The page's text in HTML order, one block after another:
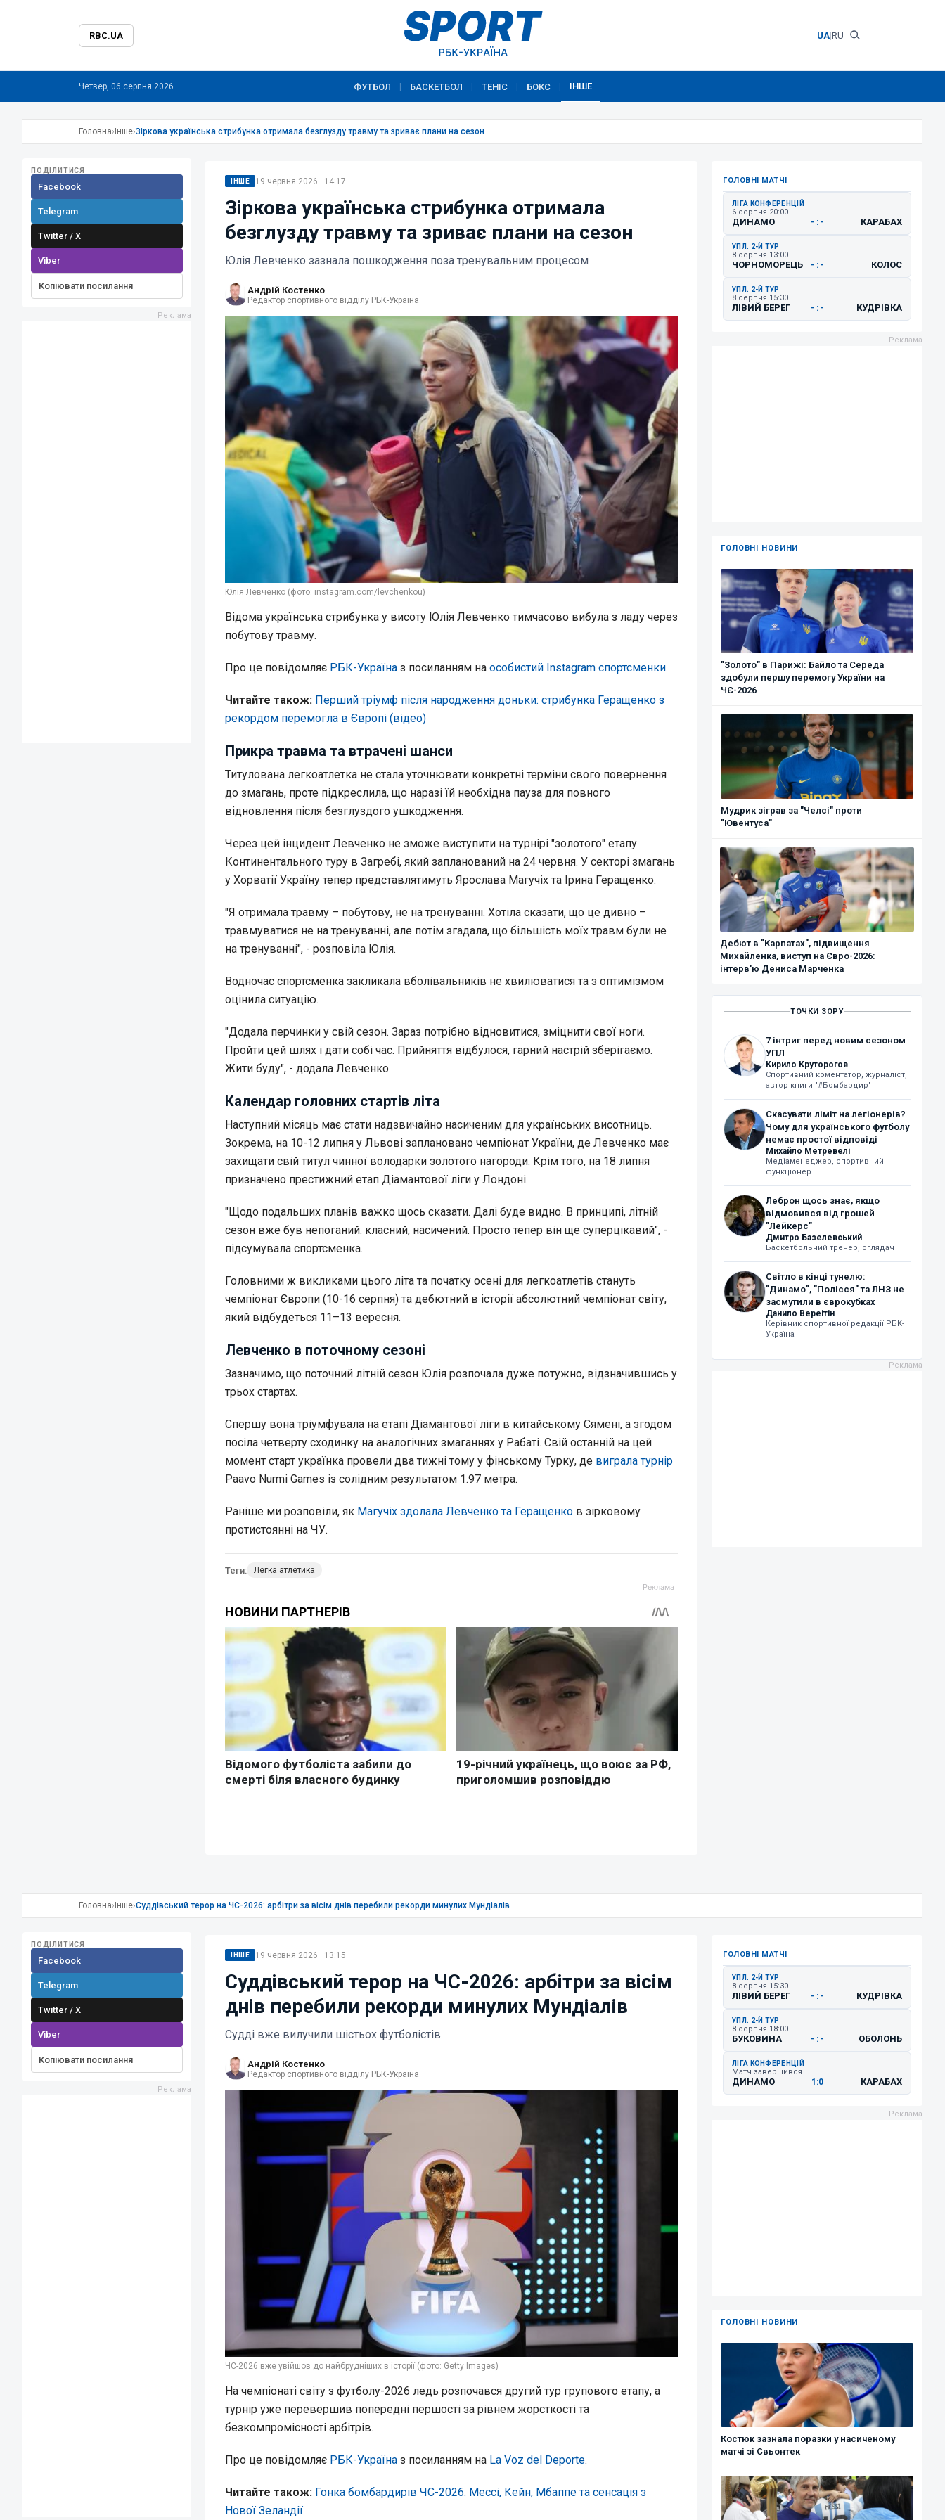
RBC.UA UA|RU
Четвер, 06 серпня 2026 ФУТБОЛ БАСКЕТБОЛ ТЕНІС БОКС ІНШЕ
Головна› Інше›Зіркова українська стрибунка отримала безглузду травму та зриває плани на сезон
ПОДІЛИТИСЯ
Facebook
Telegram
Twitter / X
Viber
Копіювати посилання
ІНШЕ 19 червня 2026 · 14:17
Зіркова українська стрибунка отримала
безглузду травму та зриває плани на сезон
Юлія Левченко зазнала пошкодження поза тренувальним процесом
Андрій Костенко
Редактор спортивного відділу РБК-Україна
Юлія Левченко (фото: instagram.com/levchenkou)
Відома українська стрибунка у висоту Юлія Левченко тимчасово вибула з ладу через
побутову травму.
Про це повідомляє РБК-Україна з посиланням на особистий Instagram спортсменки.
Читайте також: Перший тріумф після народження доньки: стрибунка Геращенко з
рекордом перемогла в Європі (відео)
Прикра травма та втрачені шанси
Титулована легкоатлетка не стала уточнювати конкретні терміни свого повернення
до змагань, проте підкреслила, що наразі їй необхідна пауза для повного
відновлення після безглуздого ушкодження.
Через цей інцидент Левченко не зможе виступити на турнірі "золотого" етапу
Континентального туру в Загребі, який запланований на 24 червня. У секторі змагань
у Хорватії Україну тепер представлятимуть Ярослава Магучіх та Ірина Геращенко.
"Я отримала травму – побутову, не на тренуванні. Хотіла сказати, що це дивно –
травмуватися не на тренуванні, але потім згадала, що більшість моїх травм були не
на тренуванні", - розповіла Юлія.
Водночас спортсменка закликала вболівальників не хвилюватися та з оптимізмом
оцінила ситуацію.
"Додала перчинки у свій сезон. Зараз потрібно відновитися, зміцнити свої ноги.
Пройти цей шлях і дати собі час. Прийняття відбулося, гарний настрій зберігаємо.
Жити буду", - додала Левченко.
Календар головних стартів літа
Наступний місяць має стати надзвичайно насиченим для українських висотниць.
Зокрема, на 10-12 липня у Львові заплановано чемпіонат України, де Левченко має
захищати свій титул чинної володарки золотого нагороди. Крім того, на 18 липня
призначено престижний етап Діамантової ліги у Лондоні.
"Щодо подальших планів важко щось сказати. Далі буде видно. В принципі, літній
сезон вже був непоганий: класний, насичений. Просто тепер він ще суперцікавий", -
підсумувала спортсменка.
Головними ж викликами цього літа та початку осені для легкоатлетів стануть
чемпіонат Європи (10-16 серпня) та дебютний в історії абсолютний чемпіонат світу,
який відбудеться 11–13 вересня.
Левченко в поточному сезоні
Зазначимо, що поточний літній сезон Юлія розпочала дуже потужно, відзначившись у
трьох стартах.
Спершу вона тріумфувала на етапі Діамантової ліги в китайському Сямені, а згодом
посіла четверту сходинку на аналогічних змаганнях у Рабаті. Свій останній на цей
момент старт українка провели два тижні тому у фінському Турку, де виграла турнір
Paavo Nurmi Games із солідним результатом 1.97 метра.
Раніше ми розповіли, як Магучіх здолала Левченко та Геращенко в зірковому
протистоянні на ЧУ.
Теги: Легка атлетика
ГОЛОВНІ МАТЧІ
ЛІГА КОНФЕРЕНЦІЙ
6 серпня 20:00
ДИНАМО - : - КАРАБАХ
УПЛ. 2-Й ТУР
8 серпня 13:00
ЧОРНОМОРЕЦЬ - : - КОЛОС
УПЛ. 2-Й ТУР
8 серпня 15:30
ЛІВИЙ БЕРЕГ - : - КУДРІВКА
ГОЛОВНІ НОВИНИ
"Золото" в Парижі: Байло та Середа
здобули першу перемогу України на
ЧЄ-2026
Мудрик зіграв за "Челсі" проти
"Ювентуса"
Дебют в "Карпатах", підвищення
Михайленка, виступ на Євро-2026:
інтерв'ю Дениса Марченка
ТОЧКИ ЗОРУ
7 інтриг перед новим сезоном
УПЛ
Кирило Круторогов
Спортивний коментатор, журналіст,
автор книги "#Бомбардир"
Скасувати ліміт на легіонерів?
Чому для українського футболу
немає простої відповіді
Михайло Метревелі
Медіаменеджер, спортивний
функціонер
Леброн щось знає, якщо
відмовився від грошей
"Лейкерс"
Дмитро Базелевський
Баскетбольний тренер, оглядач
Світло в кінці тунелю:
"Динамо", "Полісся" та ЛНЗ не
засмутили в єврокубках
Данило Вереітін
Керівник спортивної редакції РБК-
Україна
Головна› Інше›Суддівський терор на ЧС-2026: арбітри за вісім днів перебили рекорди минулих Мундіалів
ПОДІЛИТИСЯ
Facebook
Telegram
Twitter / X
Viber
Копіювати посилання
ІНШЕ 19 червня 2026 · 13:15
Суддівський терор на ЧС-2026: арбітри за вісім
днів перебили рекорди минулих Мундіалів
Судді вже вилучили шістьох футболістів
Андрій Костенко
Редактор спортивного відділу РБК-Україна
ЧС-2026 вже увійшов до найбрудніших в історії (фото: Getty Images)
На чемпіонаті світу з футболу-2026 ледь розпочався другий тур групового етапу, а
турнір уже перевершив попередні першості за рівнем жорсткості та
безкомпромісності арбітрів.
Про це повідомляє РБК-Україна з посиланням на La Voz del Deporte.
Читайте також: Гонка бомбардирів ЧС-2026: Мессі, Кейн, Мбаппе та сенсація з
Нової Зеландії
ГОЛОВНІ МАТЧІ
УПЛ. 2-Й ТУР
8 серпня 15:30
ЛІВИЙ БЕРЕГ - : - КУДРІВКА
УПЛ. 2-Й ТУР
8 серпня 18:00
БУКОВИНА - : - ОБОЛОНЬ
ЛІГА КОНФЕРЕНЦІЙ
Матч завершився
ДИНАМО 1:0 КАРАБАХ
ГОЛОВНІ НОВИНИ
Костюк зазнала поразки у насиченому
матчі зі Свьонтек